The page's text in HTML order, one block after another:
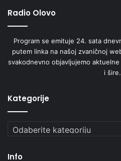
Radio Olovo
Program se emituje 24. sata
putem linka na našoj zvaničnoj
svakodnevno objavljujemo
i šire.
Kategorije
Kategorije
Info